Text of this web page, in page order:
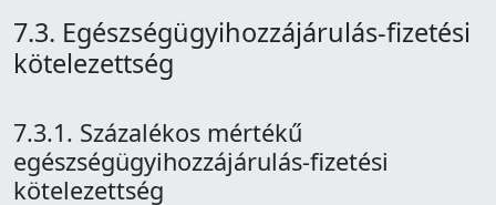
7.3. Egészségügyihozzájárulás-fizetési
kötelezettség
7.3.1. Százalékos mértékű
egészségügyihozzájárulás-fizetési
kötelezettség